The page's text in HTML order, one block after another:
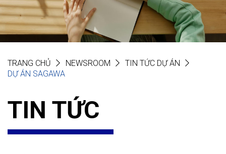
TRANG CHỦ NEWSROOM
TIN TỨC DỰ ÁN
DỰ ÁN SAGAWA
TIN TỨC